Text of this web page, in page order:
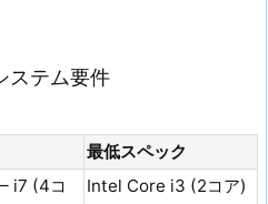
ステム要件
最低スペック
i7 (4コ
Intel Core i3 (2コア)